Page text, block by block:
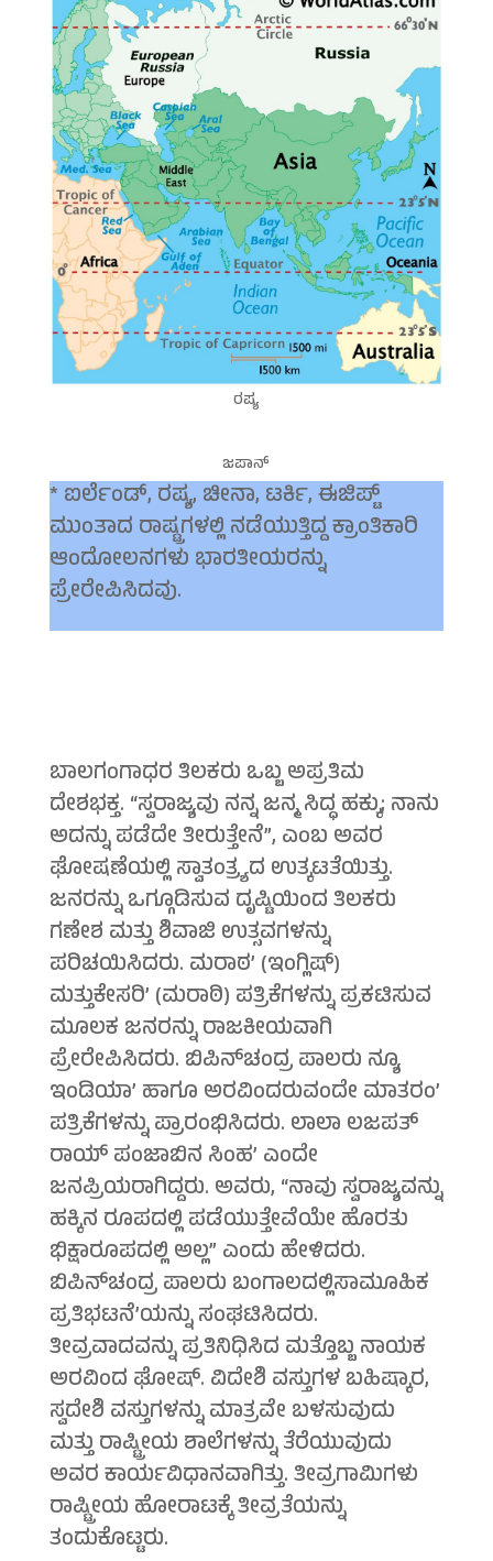
ರಷ್ಯ
ಜಪಾನ್
* ಐರ್ಲೆಂಡ್, ರಷ್ಯ, ಚೀನಾ, ಟರ್ಕಿ, ಈಜಿಪ್ಟ್
ಮುಂತಾದ ರಾಷ್ಟ್ರಗಳಲ್ಲಿ ನಡೆಯುತ್ತಿದ್ದ ಕ್ರಾಂತಿಕಾರಿ
ಆಂದೋಲನಗಳು ಭಾರತೀಯರನ್ನು
ಪ್ರೇರೇಪಿಸಿದವು.
ಬಾಲಗಂಗಾಧರ ತಿಲಕರು ಒಬ್ಬ ಅಪ್ರತಿಮ
ದೇಶಭಕ್ತ. “ಸ್ವರಾಜ್ಯವು ನನ್ನ ಜನ್ಮ ಸಿದ್ಧ ಹಕ್ಕು; ನಾನು
ಅದನ್ನು ಪಡೆದೇ ತೀರುತ್ತೇನೆ”, ಎಂಬ ಅವರ
ಘೋಷಣೆಯಲ್ಲಿ ಸ್ವಾತಂತ್ರ್ಯದ ಉತ್ಕಟತೆಯಿತ್ತು.
ಜನರನ್ನು ಒಗ್ಗೂಡಿಸುವ ದೃಷ್ಟಿಯಿಂದ ತಿಲಕರು
ಗಣೇಶ ಮತ್ತು ಶಿವಾಜಿ ಉತ್ಸವಗಳನ್ನು
ಪರಿಚಯಿಸಿದರು. ಮರಾಠ’ (ಇಂಗ್ಲಿಷ್)
ಮತ್ತುಕೇಸರಿ’ (ಮರಾಠಿ) ಪತ್ರಿಕೆಗಳನ್ನು ಪ್ರಕಟಿಸುವ
ಮೂಲಕ ಜನರನ್ನು ರಾಜಕೀಯವಾಗಿ
ಪ್ರೇರೇಪಿಸಿದರು. ಬಿಪಿನ್‍ಚಂದ್ರ ಪಾಲರು ನ್ಯೂ
ಇಂಡಿಯಾ’ ಹಾಗೂ ಅರವಿಂದರುವಂದೇ ಮಾತರಂ’
ಪತ್ರಿಕೆಗಳನ್ನು ಪ್ರಾರಂಭಿಸಿದರು. ಲಾಲಾ ಲಜಪತ್
ರಾಯ್ ಪಂಜಾಬಿನ ಸಿಂಹ’ ಎಂದೇ
ಜನಪ್ರಿಯರಾಗಿದ್ದರು. ಅವರು, “ನಾವು ಸ್ವರಾಜ್ಯವನ್ನು
ಹಕ್ಕಿನ ರೂಪದಲ್ಲಿ ಪಡೆಯುತ್ತೇವೆಯೇ ಹೊರತು
ಭಿಕ್ಷಾರೂಪದಲ್ಲಿ ಅಲ್ಲ” ಎಂದು ಹೇಳಿದರು.
ಬಿಪಿನ್‍ಚಂದ್ರ ಪಾಲರು ಬಂಗಾಲದಲ್ಲಿಸಾಮೂಹಿಕ
ಪ್ರತಿಭಟನೆ’ಯನ್ನು ಸಂಘಟಿಸಿದರು.
ತೀವ್ರವಾದವನ್ನು ಪ್ರತಿನಿಧಿಸಿದ ಮತ್ತೊಬ್ಬ ನಾಯಕ
ಅರವಿಂದ ಘೋಷ್. ವಿದೇಶಿ ವಸ್ತುಗಳ ಬಹಿಷ್ಕಾರ,
ಸ್ವದೇಶಿ ವಸ್ತುಗಳನ್ನು ಮಾತ್ರವೇ ಬಳಸುವುದು
ಮತ್ತು ರಾಷ್ಟ್ರೀಯ ಶಾಲೆಗಳನ್ನು ತೆರೆಯುವುದು
ಅವರ ಕಾರ್ಯವಿಧಾನವಾಗಿತ್ತು. ತೀವ್ರಗಾಮಿಗಳು
ರಾಷ್ಟ್ರೀಯ ಹೋರಾಟಕ್ಕೆ ತೀವ್ರತೆಯನ್ನು
ತಂದುಕೊಟ್ಟರು.